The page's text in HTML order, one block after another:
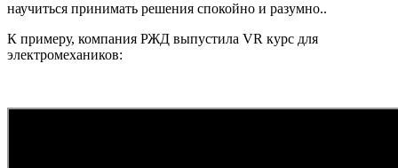
научиться принимать решения спокойно и разумно..
К примеру, компания РЖД выпустила VR курс для
электромехаников: